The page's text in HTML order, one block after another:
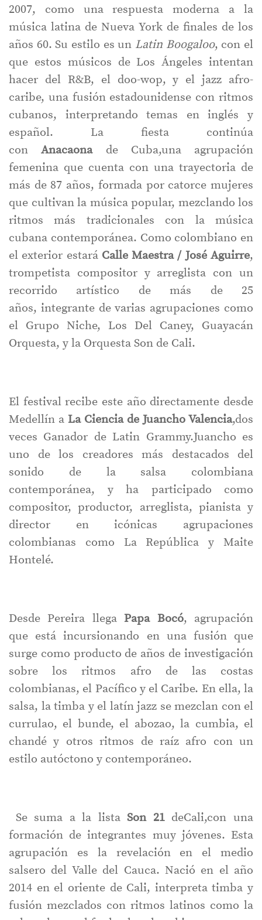
2007, como una respuesta moderna a la
música latina de Nueva York de finales de los
años 60. Su estilo es un Latin Boogaloo, con el
que estos músicos de Los Ángeles intentan
hacer del R&B, el doo-wop, y el jazz afro-
caribe, una fusión estadounidense con ritmos
cubanos, interpretando temas en inglés y
español. La fiesta continúa
conAnacaona de Cuba,una agrupación
femenina que cuenta con una trayectoria de
más de 87 años, formada por catorce mujeres
que cultivan la música popular, mezclando los
ritmos más tradicionales con la música
cubana contemporánea. Como colombiano en
el exterior estará Calle Maestra / José Aguirre,
trompetista compositor y arreglista con un
recorrido artístico de más de 25
años, integrante de varias agrupaciones como
el Grupo Niche, Los Del Caney, Guayacán
Orquesta, y la Orquesta Son de Cali.
El festival recibe este año directamente desde
Medellín a La Ciencia de Juancho Valencia,dos
veces Ganador de Latin Grammy.Juancho es
uno de los creadores más destacados del
sonido de la salsa colombiana
contemporánea, y ha participado como
compositor, productor, arreglista, pianista y
director en icónicas agrupaciones
colombianas como La República y Maite
Hontelé.
Desde Pereira llega Papa Bocó, agrupación
que está incursionando en una fusión que
surge como producto de años de investigación
sobre los ritmos afro de las costas
colombianas, el Pacífico y el Caribe. En ella, la
salsa, la timba y el latín jazz se mezclan con el
currulao, el bunde, el abozao, la cumbia, el
chandé y otros ritmos de raíz afro con un
estilo autóctono y contemporáneo.
​ Se suma a la listaSon 21 deCali,con una
formación de integrantes muy jóvenes. Esta
agrupación es la revelación en el medio
salsero del Valle del Cauca. Nació en el año
2014 en el oriente de Cali, interpreta timba y
fusión mezclados con ritmos latinos como la